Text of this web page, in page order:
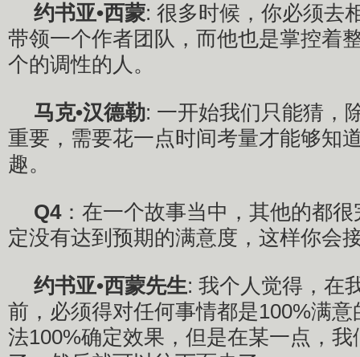
约书亚•西蒙: 很多时候，你必须去
带领一个作者团队，而他也是掌控着
个的调性的人。
马克•汉德勒: 一开始我们只能猜，
重要，需要花一点时间考量才能够知
趣。
Q4：在一个故事当中，其他的都
定没有达到预期的满意度，这样你会
约书亚•西蒙先生: 我个人觉得，在
前，必须得对任何事情都是100%满
法100%确定效果，但是在某一点，